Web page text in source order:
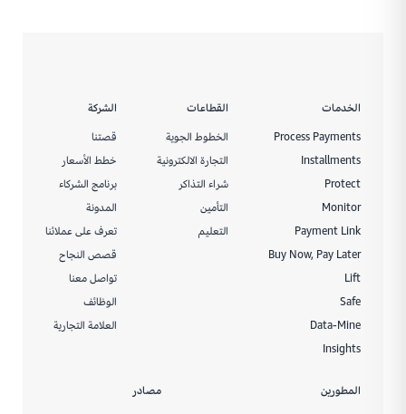
الخدمات
Process Payments
Installments
Protect
Monitor
Payment Link
Buy Now, Pay Later
Lift
Safe
Data-Mine
Insights
القطاعات
الخطوط الجوية
التجارة الالكترونية
شراء التذاكر
التأمين
التعليم
الشركة
قصتنا
خطط الأسعار
برنامج الشركاء
المدونة
تعرف على عملائنا
قصص النجاح
تواصل معنا
الوظائف
العلامة التجارية
المطورين
مصادر